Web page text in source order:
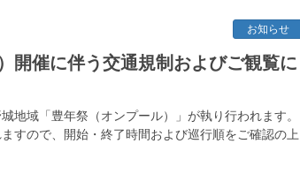
お知らせ
開催に伴う交通規制およびご観覧に
地域「豊年祭（オンプール）」が執り行われます。
すので、開始・終了時間および巡行順をご確認の上